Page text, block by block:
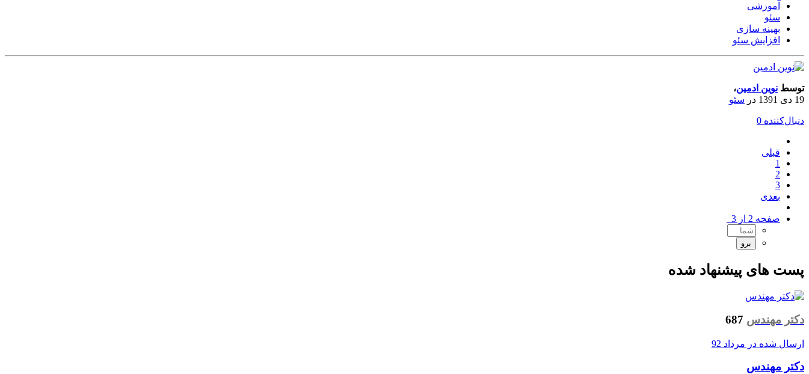
آموزشی
سئو
بهینه سازی
افزایش سئو
توسط نوین ادمین،
19 دی 1391
در سئو
دنبال‌کننده 0
قبلی
1
2
3
بعدی
صفحه 2 از 3
پست های پیشنهاد شده
دکتر مهندس 687
ارسال شده در مرداد 92
دکتر مهندس